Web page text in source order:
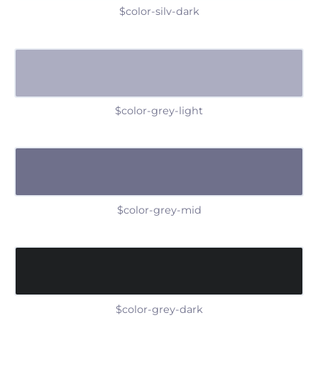
$color-silv-dark
$color-grey-light
$color-grey-mid
$color-grey-dark